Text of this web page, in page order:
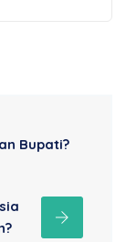
Bupati?